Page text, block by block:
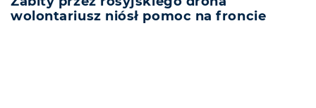
wolontariusz niósł pomoc na froncie